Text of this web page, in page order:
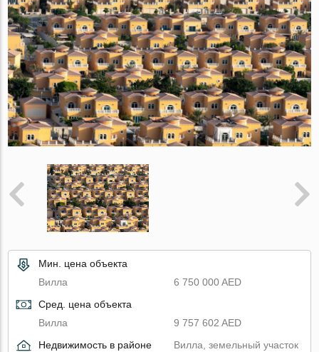
Мин. цена объекта
Вилла
6 750 000 AED
Сред. цена объекта
Вилла
9 757 602 AED
Недвижимость в районе
Вилла, земельный участок